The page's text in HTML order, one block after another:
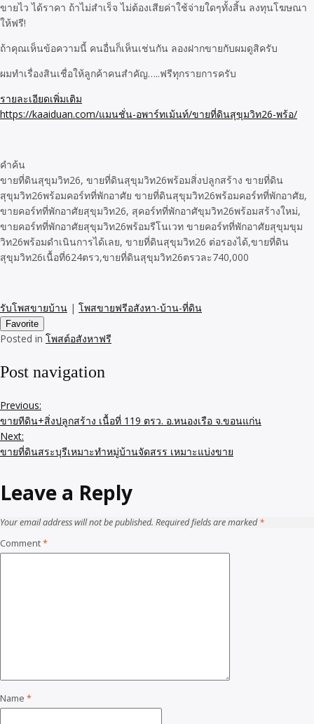
ขายไว ได้ราคา ถ้าไม่สำเร็จ ไม่ต้องเสียค่าใช้จ่ายใดๆทั้งสิ้น ลงทุนโฆษณา
ให้ฟรี!
ถ้าคุณเห็นข้อความนี้ คนอื่นก็เห็นเช่นกัน ลองฝากขายกับผมดูสิครับ
ผมทำเรื่องสินเชื่อให้ลูกค้าคนสำคัญ…..ฟรีทุกรายการครับ
รายละเอียดเพิ่มเติม
https://kaaiduan.com/แมนชั่น-อพาร์ทเม้นท์/ขายที่ดินสุขุมวิท26-พร้อ/
คำค้น
ขายที่ดินสุขุมวิท26, ขายที่ดินสุขุมวิท26พร้อมสิ่งปลูกสร้าง ขายที่ดิน
สุขุมวิท26พร้อมคอร์ทที่พักอาศัย ขายที่ดินสุขุมวิท26พร้อมคอร์ทที่พักอาศัย,
ขายคอร์ทที่พักอาศัยสุขุมวิท26, สุคอร์ทที่พักอาศัขุมวิท26พร้อมสร้างใหม่,
ขายคอร์ทที่พักอาศัยสุขุมวิท26พร้อมรีโนเวท ขายคอร์ทที่พักอาศัยสุขุมขุม
วิท26พร้อมดำเนินการได้เลย, ขายที่ดินสุขุมวิท26 ต่อรองได้,ขายที่ดิน
สุขุมวิท26เนื้อที่624ตรว,ขายที่ดินสุขุมวิท26ตรวละ740,000
รับโพสขายบ้าน | โพสขายฟรีอสังหา-บ้าน-ที่ดิน
Favorite
Posted in โพสต์อสังหาฟรี
Post navigation
Previous:
ขายทีดิน+สิ่งปลูกสร้าง เนื้อที่ 119 ตรว. อ.หนองเรือ จ.ขอนแก่น
Next:
ขายที่ดินสระบุรีเหมาะทำหมู่บ้านจัดสรร เหมาะแบ่งขาย
Leave a Reply
Your email address will not be published. Required fields are marked*
Comment*
Name *